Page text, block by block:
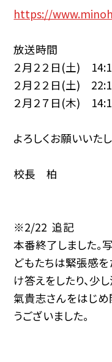
https://
放送時間
２月２２日(土)
２月２２日(土)
２月２７日(木)
よろしくお願いいたし
校長 柏
※2/22 追記
本番終了しました。
どもたちは緊張感を
け答えをしたり、少
氣貴志さんをはじめ
うございました。